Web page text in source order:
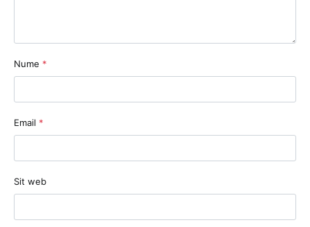
Nume *
Email *
Sit web